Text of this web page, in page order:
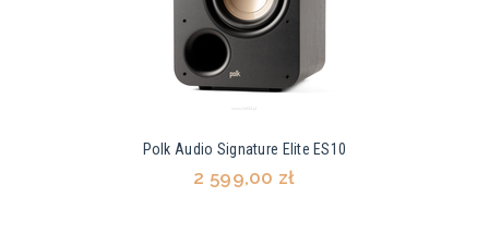
Polk Audio Signature Elite ES10
2 599,00 zł